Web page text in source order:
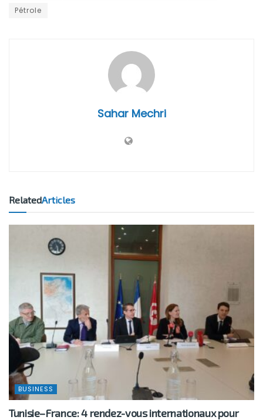
Pétrole
Sahar Mechri
RelatedArticles
BUSINESS
Tunisie–France: 4 rendez-vous internationaux pour